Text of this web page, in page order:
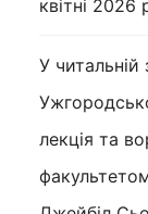
квітні 2026
У читальній
лекція та